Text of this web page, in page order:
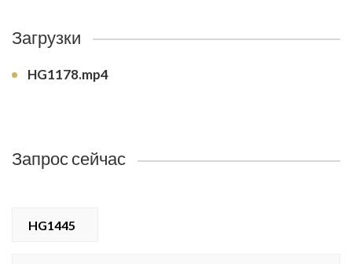
Загрузки
HG1178.mp4
Запрос сейчас
HG1445